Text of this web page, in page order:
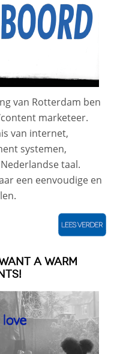
van Rotterdam ben
marketeer.
van internet,
systemen,
taal.
een eenvoudige en
A WARM